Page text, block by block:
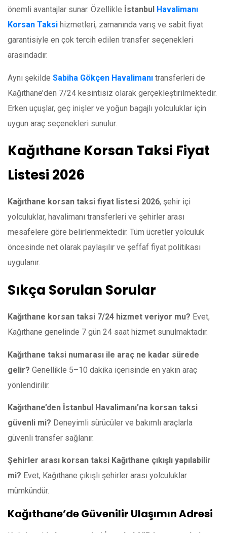
önemli avantajlar sunar. Özellikle İstanbul Havalimanı
Korsan Taksi hizmetleri, zamanında varış ve sabit fiyat
garantisiyle en çok tercih edilen transfer seçenekleri
arasındadır.
Aynı şekilde Sabiha Gökçen Havalimanı transferleri de
Kağıthane’den 7/24 kesintisiz olarak gerçekleştirilmektedir.
Erken uçuşlar, geç inişler ve yoğun bagajlı yolculuklar için
uygun araç seçenekleri sunulur.
Kağıthane Korsan Taksi Fiyat
Listesi 2026
Kağıthane korsan taksi fiyat listesi 2026, şehir içi
yolculuklar, havalimanı transferleri ve şehirler arası
mesafelere göre belirlenmektedir. Tüm ücretler yolculuk
öncesinde net olarak paylaşılır ve şeffaf fiyat politikası
uygulanır.
Sıkça Sorulan Sorular
Kağıthane korsan taksi 7/24 hizmet veriyor mu? Evet,
Kağıthane genelinde 7 gün 24 saat hizmet sunulmaktadır.
Kağıthane taksi numarası ile araç ne kadar sürede
gelir? Genellikle 5–10 dakika içerisinde en yakın araç
yönlendirilir.
Kağıthane’den İstanbul Havalimanı’na korsan taksi
güvenli mi? Deneyimli sürücüler ve bakımlı araçlarla
güvenli transfer sağlanır.
Şehirler arası korsan taksi Kağıthane çıkışlı yapılabilir
mi? Evet, Kağıthane çıkışlı şehirler arası yolculuklar
mümkündür.
Kağıthane’de Güvenilir Ulaşımın Adresi